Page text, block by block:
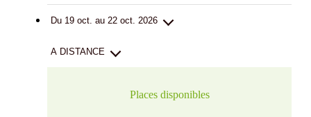
Du 19 oct. au 22 oct. 2026
A DISTANCE
Places disponibles